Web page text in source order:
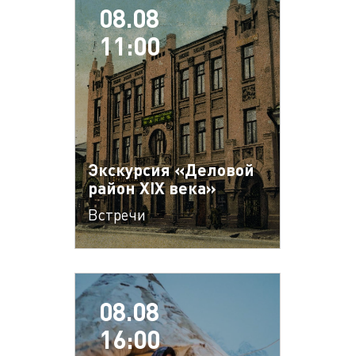
08.08
11:00
Экскурсия «Деловой
район XIX века»
Встречи
08.08
16:00